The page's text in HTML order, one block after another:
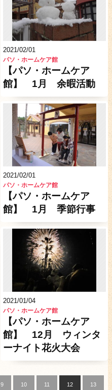
2021/02/01
パソ・ホームケア館
【パソ・ホームケア
館】 1月 余暇活動
2021/02/01
パソ・ホームケア館
【パソ・ホームケア
館】 1月 季節行事
2021/01/04
パソ・ホームケア館
【パソ・ホームケア
館】 12月 ウィンタ
ーナイト花火大会
9 10 11 12 13